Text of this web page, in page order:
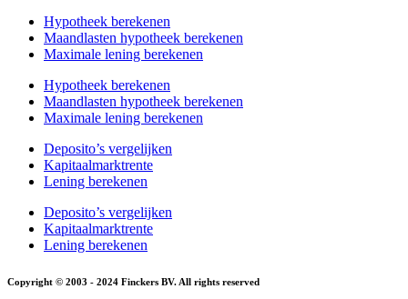
Hypotheek berekenen
Maandlasten hypotheek berekenen
Maximale lening berekenen
Hypotheek berekenen
Maandlasten hypotheek berekenen
Maximale lening berekenen
Deposito’s vergelijken
Kapitaalmarktrente
Lening berekenen
Deposito’s vergelijken
Kapitaalmarktrente
Lening berekenen
Copyright © 2003 - 2024 Finckers BV. All rights reserved